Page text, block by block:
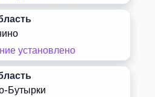
установлено
Бутырки